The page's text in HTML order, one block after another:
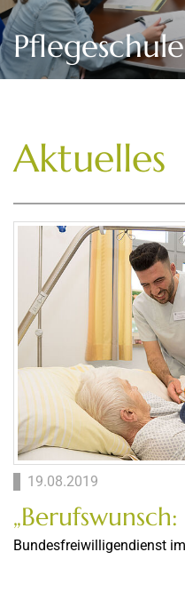
Pflegeschule
Aktuelles
19.08.2019
Bundesfreiwilligendienst